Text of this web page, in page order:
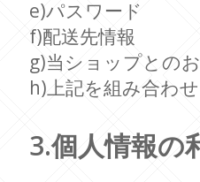
e)パスワード
f)配送先情報
g)当ショップとの
h)上記を組み合わ
3.個人情報の